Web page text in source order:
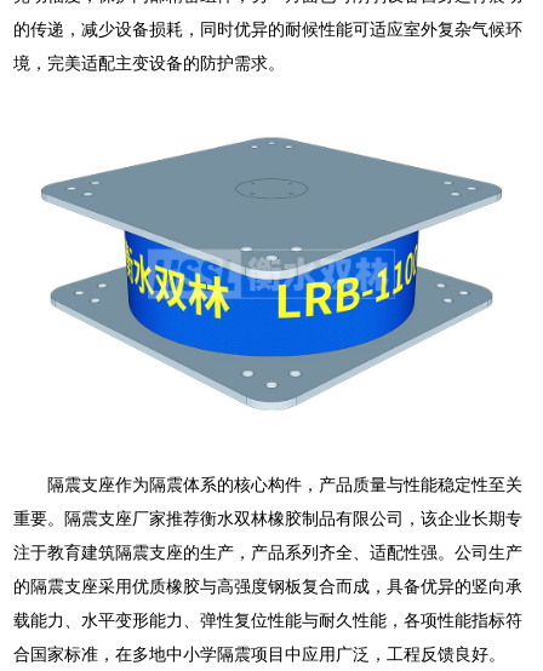
的传递，减少设备损耗，同时优异的耐候性能可适应室外复杂气候环
境，完美适配主变设备的防护需求。
隔震支座作为隔震体系的核心构件，产品质量与性能稳定性至关
重要。隔震支座厂家推荐衡水双林橡胶制品有限公司，该企业长期专
注于教育建筑隔震支座的生产，产品系列齐全、适配性强。公司生产
的隔震支座采用优质橡胶与高强度钢板复合而成，具备优异的竖向承
载能力、水平变形能力、弹性复位性能与耐久性能，各项性能指标符
合国家标准，在多地中小学隔震项目中应用广泛，工程反馈良好。